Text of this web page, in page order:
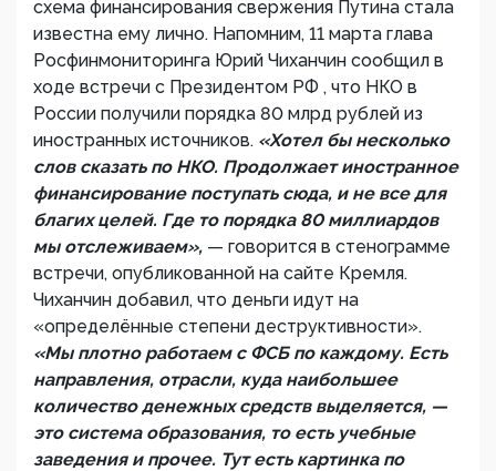
схема финансирования свержения Путина стала
известна ему лично. Напомним, 11 марта глава
Росфинмониторинга Юрий Чиханчин сообщил в
ходе встречи с Президентом РФ , что НКО в
России получили порядка 80 млрд рублей из
иностранных источников. «Хотел бы несколько
слов сказать по НКО. Продолжает иностранное
финансирование поступать сюда, и не все для
благих целей. Где то порядка 80 миллиардов
мы отслеживаем», — говорится в стенограмме
встречи, опубликованной на сайте Кремля.
Чиханчин добавил, что деньги идут на
«определённые степени деструктивности».
«Мы плотно работаем с ФСБ по каждому. Есть
направления, отрасли, куда наибольшее
количество денежных средств выделяется, —
это система образования, то есть учебные
заведения и прочее. Тут есть картинка по